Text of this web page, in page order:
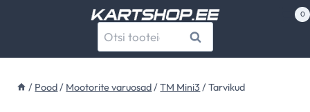
0
Otsi: Otsi
/ Pood/ Mootorite varuosad/TM Mini3 /Tarvikud